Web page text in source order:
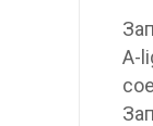
A-